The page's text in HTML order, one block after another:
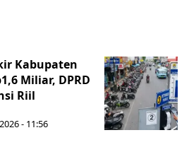
Kabupaten
Miliar, DPRD
Riil
- 11:56